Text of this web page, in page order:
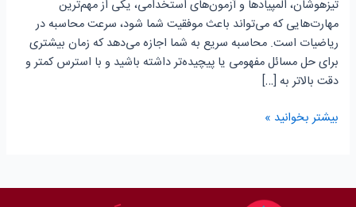
تیزهوشان، المپیادها و آزمون‌های استخدامی، یکی از مهم‌ترین
مهارت‌هایی که می‌تواند باعث موفقیت شما شود، سرعت محاسبه در
ریاضیات است. محاسبه سریع به شما اجازه می‌دهد که زمان بیشتری
برای حل مسائل مفهومی یا پیچیده‌تر داشته باشید و با استرس کمتر و
دقت بالاتر به […]
بیشتر بخوانید »